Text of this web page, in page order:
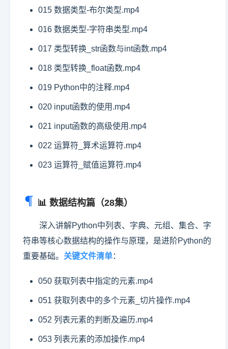
015 数据类型-布尔类型.mp4
016 数据类型-字符串类型.mp4
017 类型转换_str函数与int函数.mp4
018 类型转换_float函数.mp4
019 Python中的注释.mp4
020 input函数的使用.mp4
021 input函数的高级使用.mp4
022 运算符_算术运算符.mp4
023 运算符_赋值运算符.mp4
📊 数据结构篇（28集）
深入讲解Python中列表、字典、元组、集合、字
符串等核心数据结构的操作与原理，是进阶Python的
重要基础。 关键文件清单：
050 获取列表中指定的元素.mp4
051 获取列表中的多个元素_切片操作.mp4
052 列表元素的判断及遍历.mp4
053 列表元素的添加操作.mp4